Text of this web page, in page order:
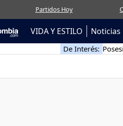
Partidos Hoy
VIDA Y ESTILO Noticias
De Interés: